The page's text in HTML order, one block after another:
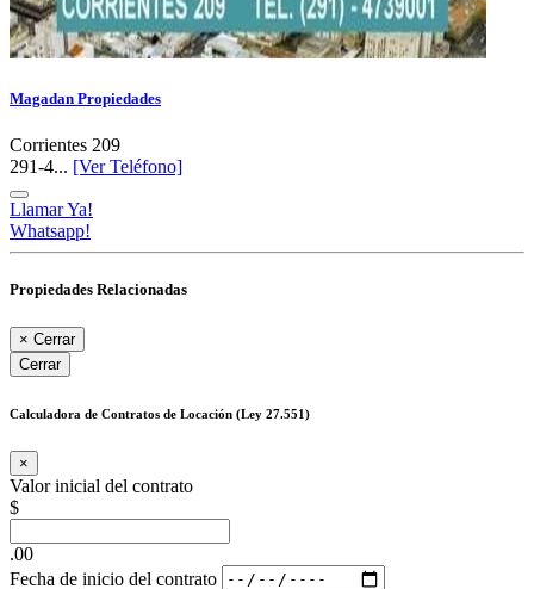
Magadan Propiedades
Corrientes 209
291-4... [Ver Teléfono]
Llamar Ya!
Whatsapp!
Propiedades Relacionadas
× Cerrar
Cerrar
Calculadora de Contratos de Locación (Ley 27.551)
×
Valor inicial del contrato
$
.00
Fecha de inicio del contrato